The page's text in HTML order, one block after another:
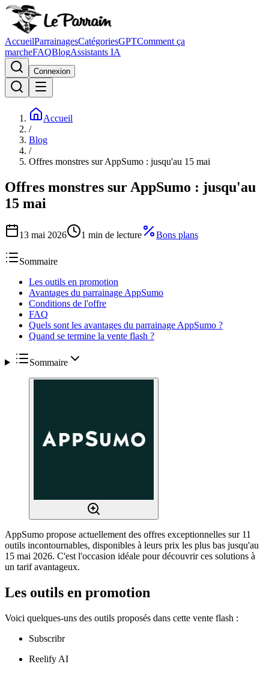
AccueilParrainagesCatégoriesGPTComment ça
marcheFAQBlogAssistants IA
Connexion
Accueil
/
Blog
/
Offres monstres sur AppSumo : jusqu'au 15 mai
Offres monstres sur AppSumo : jusqu'au
15 mai
13 mai 2026 1 min de lecture Bons plans
Sommaire
Les outils en promotion
Avantages du parrainage AppSumo
Conditions de l'offre
FAQ
Quels sont les avantages du parrainage AppSumo ?
Quand se termine la vente flash ?
Sommaire
AppSumo propose actuellement des offres exceptionnelles sur 11
outils incontournables, disponibles à leurs prix les plus bas jusqu'au
15 mai 2026. C'est l'occasion idéale pour découvrir ces solutions à
un tarif avantageux.
Les outils en promotion
Voici quelques-uns des outils proposés dans cette vente flash :
Subscribr
Reelify AI